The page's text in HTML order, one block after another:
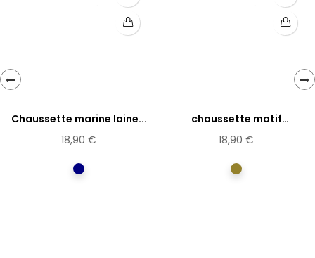
Chaussette marine laine...
18,90 €
Marine
chaussette motif
jacquard...
18,90 €
Kaki